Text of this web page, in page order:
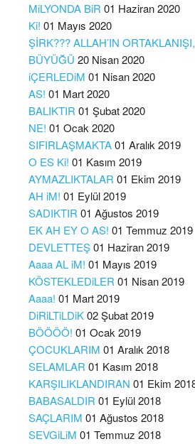
MiLYONDA BiR 01 Haziran 2020
Ki! 01 Mayıs 2020
ŞİRK??? ALLAH’IN
BÜYÜĞÜ 20 Nisan 2020
iÇERLEDiM 01 Nisan 2020
AS! 01 Mart 2020
BALIKTIR 01 Şubat 2020
NE! 01 Ocak 2020
SIFIRLAŞMAKTA01 Aralık 2019
O ES Ki! 01 Kasım 2019
AYMAZLIKTALAR 01 Ekim 2019
AH iM! 01 Eylül 2019
SADIKTIR 01 Ağustos 2019
EK AH EY O AS! 01 Temmuz 2019
DEVLETTEŞ01 Haziran 2019
Aaaa AL iM! 01 Mayıs 2019
KÖSTEKLEDiLER 01 Nisan 2019
Aaaa! 01 Mart 2019
DiRiLTiLDiK02 Şubat 2019
BÖÖÖÖ! 01 Ocak 2019
ÇOCUKLARIM 01 Aralık 2018
SELAMLAR 01 Kasım 2018
KARŞILIKLANDIRAN 01 Ekim
BABASALDIR 01 Eylül 2018
SAÇLARIM 01 Ağustos 2018
SEVGiLiM 01 Temmuz 2018